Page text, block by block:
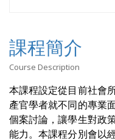
課程簡介
Course Description
本課程設定從目前社會
產官學者就不同的專業
個案討論，讓學生對政
能力。本課程分別會以